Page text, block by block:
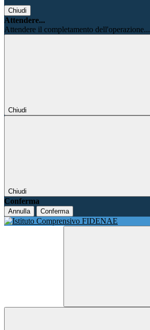
Chiudi
Attendere...
Attendere il completamento dell'operazione...
Chiudi
Chiudi
Conferma
Annulla Conferma